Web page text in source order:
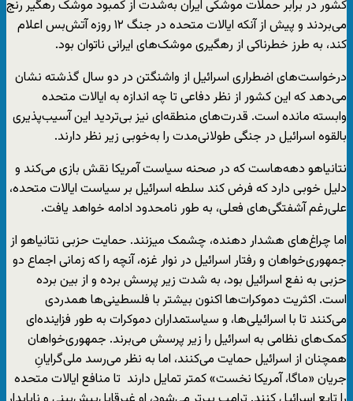
کشور در برابر حملات موشکی ایران به‌شدت از کمبود موشک رهگیر رنج
می‌بردند و پیش از آنکه ایالات متحده در جنگ ۱۲ روزه آتش‌بس اعلام
کند، به طرز خطرناکی از رهگیری موشک‌های ایرانی ناتوان بود.
درخواست‌های اضطراری اسرائیل از واشنگتن در دو سال گذشته نشان
می‌دهد که این کشور از نظر دفاعی تا چه اندازه به ایالات متحده
وابسته مانده است. قدرت‌های منطقه‌ای نیز بی‌تردید این آسیب‌پذیری
بالقوه اسرائیل در جنگی طولانی‌مدت را به‌خوبی زیر نظر دارند.
نتانیاهو دهه‌هاست که در صحنه سیاست آمریکا نقش بازی می‌کند و
دلیل خوبی دارد که فرض کند سلطه اسرائیل بر سیاست ایالات متحده،
علی‌رغم آشفتگی‌های فعلی، به طور نامحدود ادامه خواهد یافت.
اما چراغ‌های هشدار دهنده، چشمک میزنند. حمایت حزبی نتانیاهو از
جمهوری‌خواهان و رفتار اسرائیل در نوار غزه، آنچه را که زمانی اجماع دو
حزبی به نفع اسرائیل بود، به شدت زیر پرسش برده و از بین برده
است. اکثریت دموکرات‌ها اکنون بیشتر با فلسطینی‌ها همدردی
می‌کنند تا با اسرائیلی‌ها، و سیاستمداران دموکرات به طور فزاینده‌ای
کمک‌های نظامی به اسرائیل را زیر پرسش می‌برند. جمهوری‌خواهان
همچنان از اسرائیل حمایت می‌کنند، اما به نظر می‌رسد ملی‌گرایانِ
جریان «ماگا، آمریکا نخست» کمتر تمایل دارند تا منافع ایالات متحده